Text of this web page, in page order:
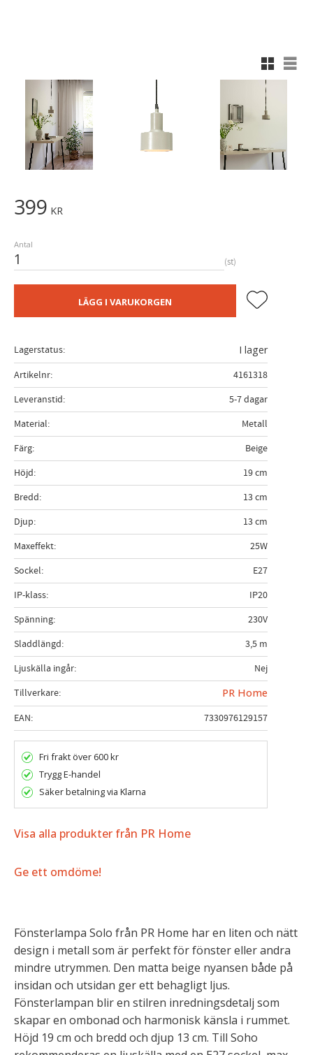
399 KR
Antal
st
LÄGG I VARUKORGEN Lägg till i
Lagerstatus
I lager
Artikelnr
4161318
Leveranstid
5-7 dagar
Material
Metall
Färg
Beige
Höjd
19 cm
Bredd
13 cm
Djup
13 cm
Maxeffekt
25W
Sockel
E27
IP-klass
IP20
Spänning
230V
Sladdlängd
3,5 m
Ljuskälla ingår
Nej
Tillverkare
PR Home
EAN
7330976129157
Fri frakt över 600 kr
Trygg E-handel
Säker betalning via Klarna
Visa alla produkter från PR Home
Ge ett omdöme!
Fönsterlampa Solo från PR Home har en liten och nätt
design i metall som är perfekt för fönster eller andra
mindre utrymmen. Den matta beige nyansen både på
insidan och utsidan ger ett behagligt ljus.
Fönsterlampan blir en stilren inredningsdetalj som
skapar en ombonad och harmonisk känsla i rummet.
Höjd 19 cm och bredd och djup 13 cm. Till Soho